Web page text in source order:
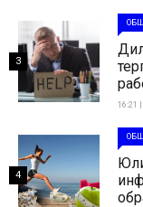
16:21 |
3
4